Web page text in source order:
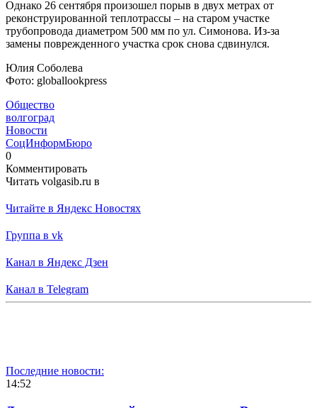
Однако 26 сентября произошел порыв в двух метрах от
реконструированной теплотрассы – на старом участке
трубопровода диаметром 500 мм по ул. Симонова. Из-за
замены поврежденного участка срок снова сдвинулся.
Юлия Соболева
Фото: globallookpress
Общество
волгоград
Новости
СоцИнформБюро
0
Комментировать
Читать volgasib.ru в
Читайте в Яндекс Новостях
Группа в vk
Канал в Яндекс Дзен
Канал в Telegram
Последние новости:
14:52